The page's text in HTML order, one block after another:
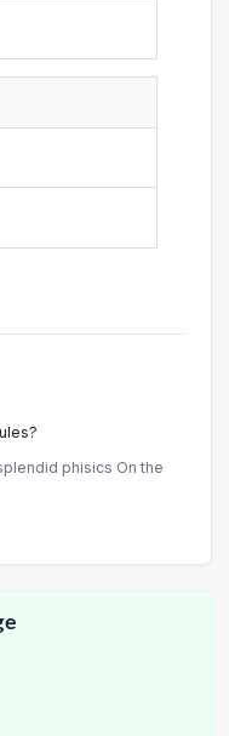
phisics On the